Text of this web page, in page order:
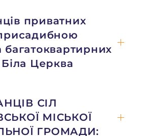
приватних
багатоквартирних
Церква
СІЛ
МІСЬКОЇ
ГРОМАДИ: